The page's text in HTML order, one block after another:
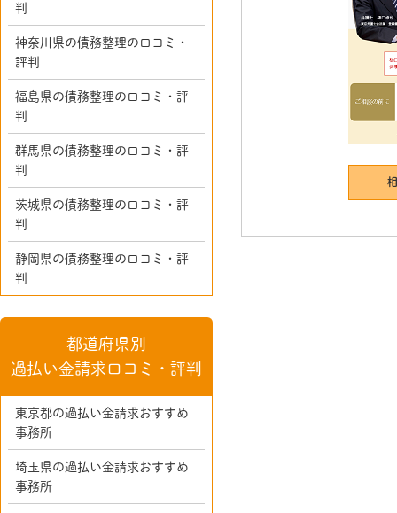
判
神奈川県の債務整理の口コミ・
評判
福島県の債務整理の口コミ・評
判
群馬県の債務整理の口コミ・評
判
茨城県の債務整理の口コミ・評
判
静岡県の債務整理の口コミ・評
判
都道府県別
過払い金請求口コミ・評判
東京都の過払い金請求おすすめ
事務所
埼玉県の過払い金請求おすすめ
事務所